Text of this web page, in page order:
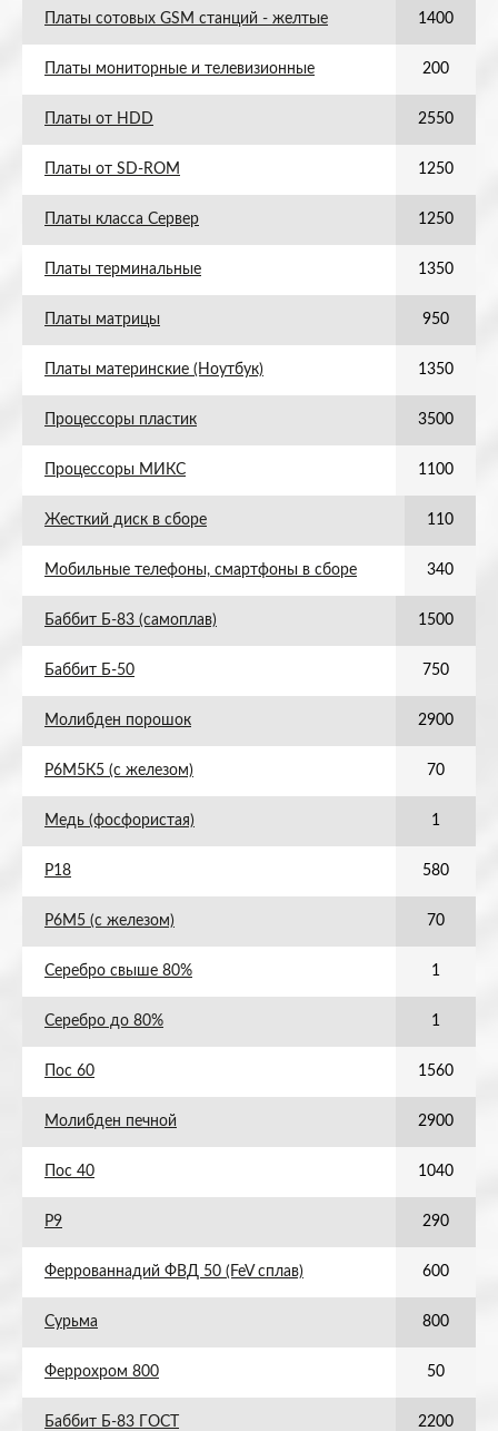
Платы сотовых GSM станций - желтые 1400
Платы мониторные и телевизионные 200
Платы от HDD 2550
Платы от SD-ROM 1250
Платы класса Сервер 1250
Платы терминальные 1350
Платы матрицы 950
Платы материнские (Ноутбук) 1350
Процессоры пластик 3500
Процессоры МИКС 1100
Жесткий диск в сборе 110
Мобильные телефоны, смартфоны в сборе 340
Баббит Б-83 (самоплав) 1500
Баббит Б-50 750
Молибден порошок 2900
Р6М5К5 (с железом) 70
Медь (фосфористая) 1
Р18 580
Р6М5 (с железом) 70
Серебро свыше 80% 1
Серебро до 80% 1
Пос 60 1560
Молибден печной 2900
Пос 40 1040
Р9 290
Феррованнадий ФВД 50 (FeV сплав) 600
Сурьма 800
Феррохром 800 50
Баббит Б-83 ГОСТ 2200